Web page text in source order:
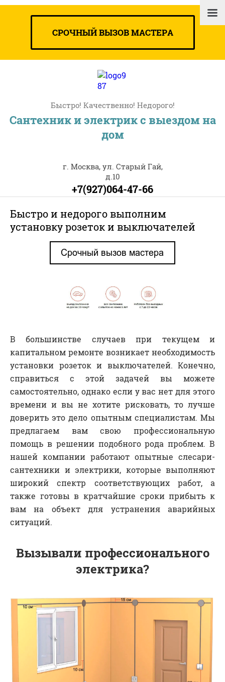
СРОЧНЫЙ ВЫЗОВ МАСТЕРА
Быстро! Качественно! Недорого!
Сантехник и электрик с выездом на
дом
г. Москва, ул. Старый Гай,
д.10
+7(927)064-47-66
Быстро и недорого выполним
установку розеток и выключателей
В большинстве случаев при текущем и
капитальном ремонте возникает необходимость
установки розеток и выключателей. Конечно,
справиться с этой задачей вы можете
самостоятельно, однако если у вас нет для этого
времени и вы не хотите рисковать, то лучше
доверить это дело опытным специалистам. Мы
предлагаем вам свою профессиональную
помощь в решении подобного рода проблем. В
нашей компании работают опытные слесари-
сантехники и электрики, которые выполняют
широкий спектр соответствующих работ, а
также готовы в кратчайшие сроки прибыть к
вам на объект для устранения аварийных
ситуаций.
Вызывали профессионального
электрика?